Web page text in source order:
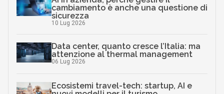
cambiamento è anche una questione di
sicurezza
10 Lug 2026
Data center, quanto cresce l’Italia: ma
attenzione al thermal management
06 Lug 2026
Ecosistemi travel-tech: startup, AI e